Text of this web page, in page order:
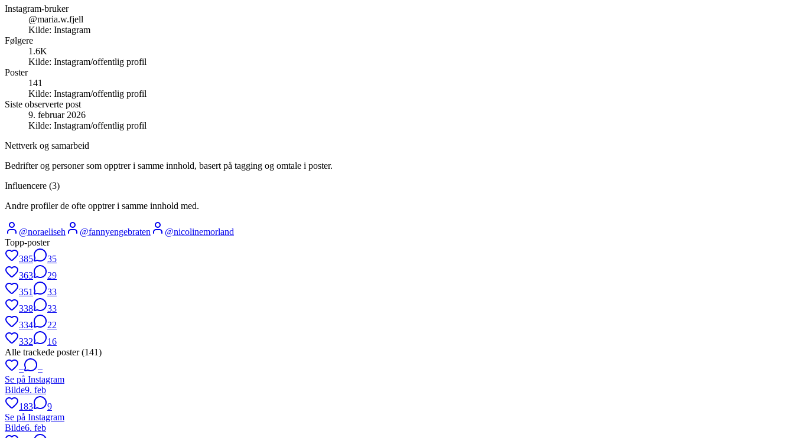
Instagram-bruker
@maria.w.fjell
Kilde: Instagram
Følgere
1.6K
Kilde: Instagram/offentlig profil
Poster
141
Kilde: Instagram/offentlig profil
Siste observerte post
9. februar 2026
Kilde: Instagram/offentlig profil
Nettverk og samarbeid
Bedrifter og personer som opptrer i samme innhold, basert på tagging og omtale i poster.
Influencere (3)
Andre profiler de ofte opptrer i samme innhold med.
@noraeliseh @fannyengebraten @nicolinemorland
Topp-poster
385
35
363
29
351
33
338
33
334
22
332
16
Alle trackede poster (141)
–
–
Se på Instagram
Bilde9. feb
183
9
Se på Instagram
Bilde6. feb